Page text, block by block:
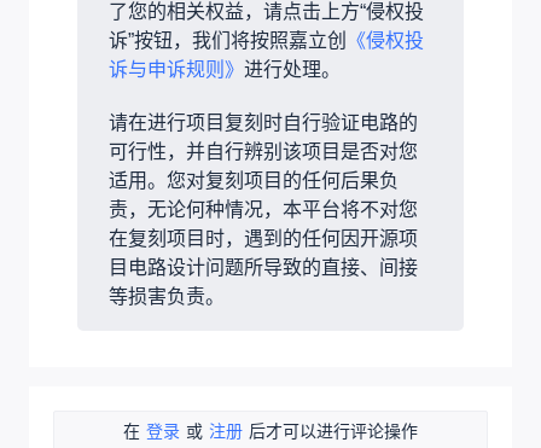
了您的相关权益，请点击上方“侵权投
诉”按钮，我们将按照嘉立创
《侵权投
诉与申诉规则》 进行处理。
请在进行项目复刻时自行验证电路的
可行性，并自行辨别该项目是否对您
适用。您对复刻项目的任何后果负
责，无论何种情况，本平台将不对您
在复刻项目时，遇到的任何因开源项
目电路设计问题所导致的直接、间接
等损害负责。
在 登录 或 注册 后才可以进行评论操作